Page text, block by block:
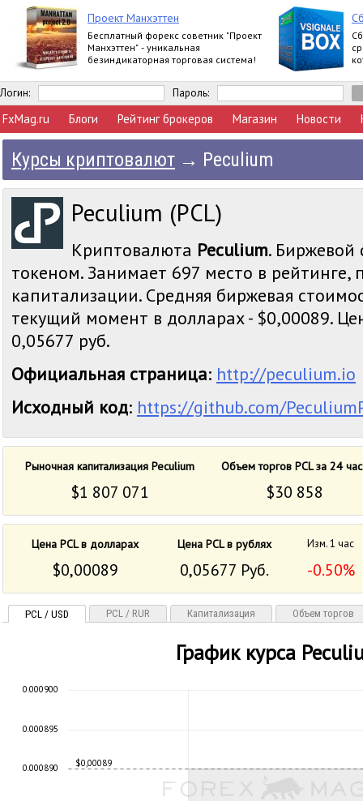
Проект Манхэттен
Бесплатный форекс советник "Проект
Манхэттен" - уникальная
безиндикаторная торговая система!
Логин: Пароль:
FxMag.ru Блоги Рейтинг брокеров Магазин Новости
Курсы криптовалют → Peculium
Peculium (PCL)
Криптовалюта Peculium. Биржевой
токеном. Занимает 697 место в рейтинге,
капитализации. Средняя биржевая
текущий момент в долларах - $0,00089.
0,05677 руб.
Официальная страница: http://peculium.io
Исходный код: https://github.com/
Рыночная капитализация Peculium Объем торгов PCL за 24
$1 807 071 $30 858
Цена PCL в долларах Цена PCL в рублях Изм. 1 час
$0,00089 0,05677 Руб. -0.50%
PCL / USD PCL / RUR Капитализация Объем торгов
График курса
$0,00089
0.000890
0.000895
0.000900